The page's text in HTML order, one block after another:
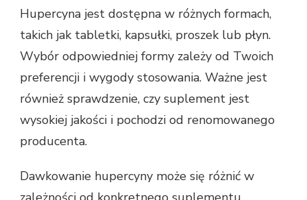
Hupercyna jest dostępna w różnych formach,
takich jak tabletki, kapsułki, proszek lub płyn.
Wybór odpowiedniej formy zależy od Twoich
preferencji i wygody stosowania. Ważne jest
również sprawdzenie, czy suplement jest
wysokiej jakości i pochodzi od renomowanego
producenta.
Dawkowanie hupercyny może się różnić w